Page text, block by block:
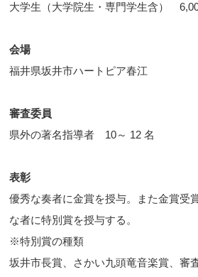
大学生（大学院生・専門学生含）
会場
福井県坂井市ハートピア春江
審査委員
県外の著名指導者 10～ 12 名
表彰
優秀な奏者に金賞を授与。また金賞受
な者に特別賞を授与する。
※特別賞の種類
坂井市長賞、さかい九頭竜音楽賞、審